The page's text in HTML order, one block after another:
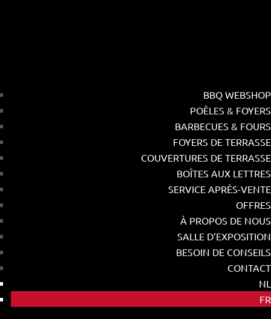
BBQ WEBSHOP
POÊLES & FOYERS
BARBECUES & FOURS
FOYERS DE TERRASSE
COUVERTURES DE TERRASSE
BOÎTES AUX LETTRES
SERVICE APRÈS-VENTE
OFFRES
À PROPOS DE NOUS
SALLE D’EXPOSITION
BESOIN DE CONSEILS
CONTACT
NL
FR